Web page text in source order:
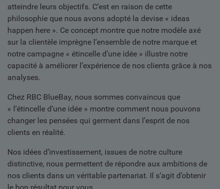
atteindre leurs objectifs. C’est en raison de cette
philosophie que nous avons adopté la devise « ideas
happen here ». Ce concept montre que notre modèle axé
sur la clientèle imprègne l’ensemble de notre marque et
notre campagne « étincelle d’une idée » illustre notre
capacité à améliorer l’expérience de nos clients grâce à nos
analyses.
Chez RBC BlueBay, nous sommes convaincus que
« l’étincelle d’une idée » montre comment nous pouvons
changer les pensées qui germent dans l’esprit de nos
clients en réalité.
Nos idées d’investissement, issues de notre culture
distinctive, nous permettent de répondre aux ambitions de
nos clients dans un véritable partenariat. Il s’agit d’obtenir